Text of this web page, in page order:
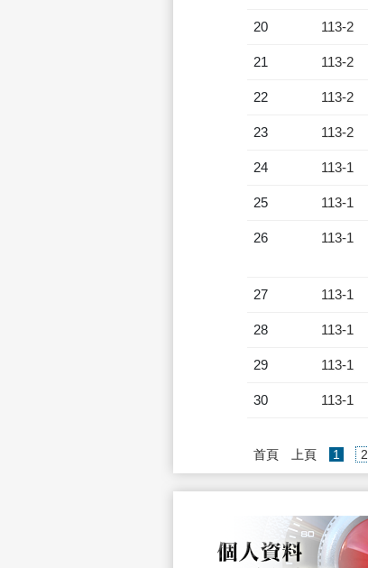
20 113-2
21 113-2
22 113-2
23 113-2
24 113-1
25 113-1
26 113-1
27 113-1
28 113-1
29 113-1
30 113-1
首頁 上頁 1 2